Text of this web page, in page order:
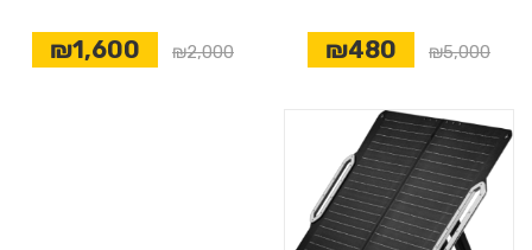
₪5,000
₪480
₪2,000
₪1,600